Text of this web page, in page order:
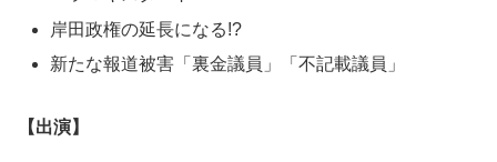
岸田政権の延長になる!?
新たな報道被害「裏金議員」「不記載議員」
【出演】